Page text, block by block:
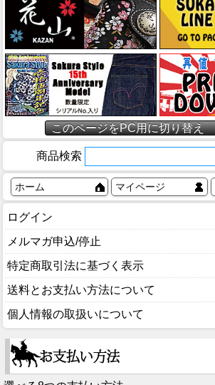
このページをPC用に切り替え
商品検索
ホーム マイページ
ログイン
メルマガ申込/停止
特定商取引法に基づく表示
送料とお支払い方法について
個人情報の取扱いについて